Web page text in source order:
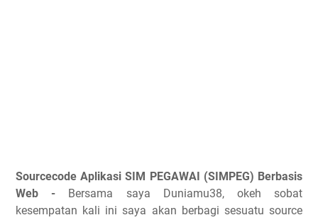
Sourcecode Aplikasi SIM PEGAWAI (SIMPEG) Berbasis
Web - Bersama saya Duniamu38, okeh sobat
kesempatan kali ini saya akan berbagi sesuatu source